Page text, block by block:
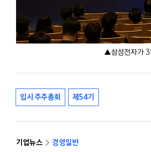
▲삼성전자가 3
임시 주주총회 제54기
기업뉴스
경영일반